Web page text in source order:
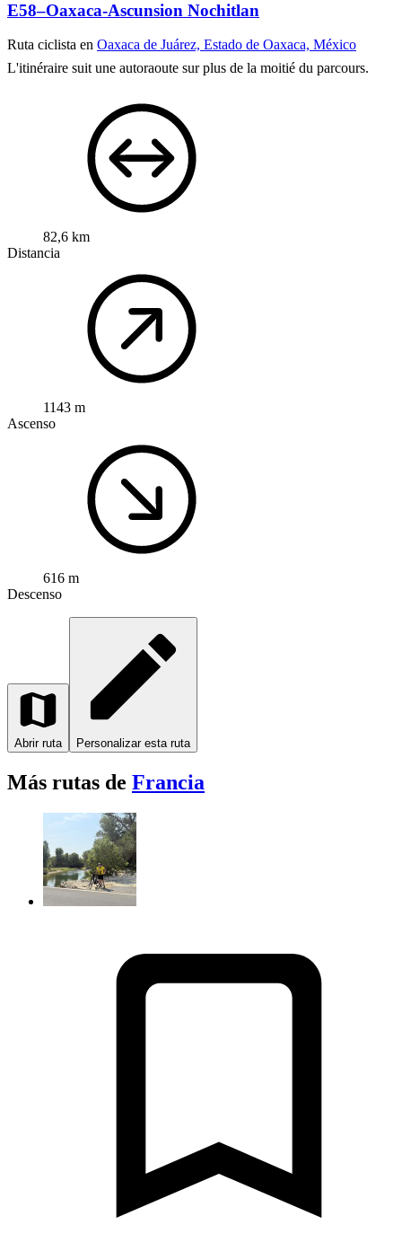
E58–Oaxaca-Ascunsion Nochitlan
Ruta ciclista en Oaxaca de Juárez, Estado de Oaxaca, México
L'itinéraire suit une autoraoute sur plus de la moitié du parcours.
82,6 km
Distancia
1143 m
Ascenso
616 m
Descenso
Abrir ruta Personalizar esta ruta
Más rutas de Francia